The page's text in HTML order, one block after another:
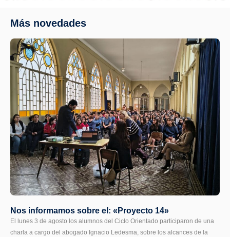
Más novedades
Nos informamos sobre el: «Proyecto 14»
El lunes 3 de agosto los alumnos del Ciclo Orientado participaron de una
charla a cargo del abogado Ignacio Ledesma, sobre los alcances de la